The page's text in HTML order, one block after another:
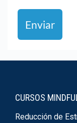
Enviar
CURSOS
Reducción de